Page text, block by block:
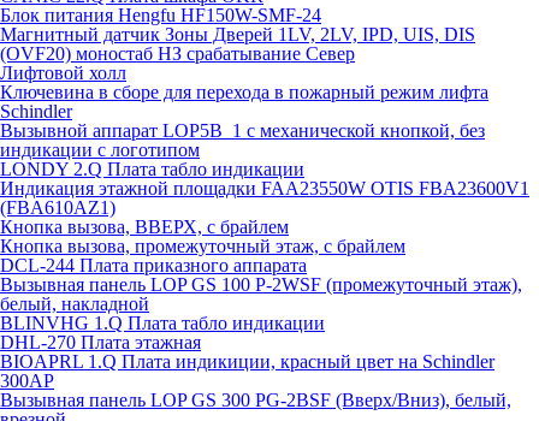
Блок питания Hengfu HF150W-SMF-24
Магнитный датчик Зоны Дверей 1LV, 2LV, IPD, UIS, DIS
(OVF20) моностаб НЗ срабатывание Cевер
Лифтовой холл
Ключевина в сборе для перехода в пожарный режим лифта
Schindler
Вызывной аппарат LOP5B_1 с механической кнопкой, без
индикации с логотипом
LONDY 2.Q Плата табло индикации
Индикация этажной площадки FAA23550W OTIS FBA23600V1
(FBA610AZ1)
Кнопка вызова, ВВЕРХ, с брайлем
Кнопка вызова, промежуточный этаж, с брайлем
DCL-244 Плата приказного аппарата
Вызывная панель LOP GS 100 P-2WSF (промежуточный этаж),
белый, накладной
BLINVHG 1.Q Плата табло индикации
DHL-270 Плата этажная
BIOAPRL 1.Q Плата индикиции, красный цвет на Schindler
300AP
Вызывная панель LOP GS 300 PG-2BSF (Вверх/Вниз), белый,